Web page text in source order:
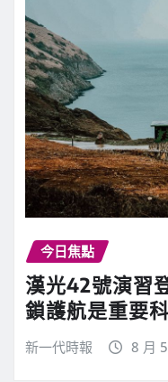
今日焦點
漢光42號演習
鎖護航是重要
新一代時報 8 月